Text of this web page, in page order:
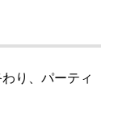
り、パーティ